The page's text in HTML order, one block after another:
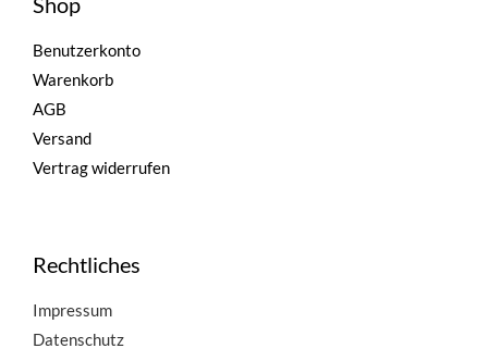
Benutzerkonto
Warenkorb
AGB
Versand
Vertrag widerrufen
Rechtliches
Impressum
Datenschutz